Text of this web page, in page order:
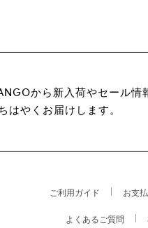
から新入荷やセール情
はやくお届けします。
ご利用ガイド お支
よくあるご質問